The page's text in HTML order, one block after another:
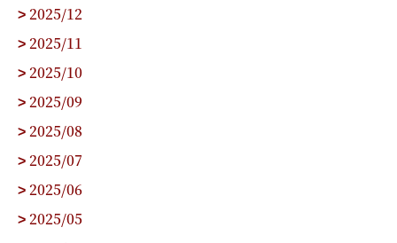
> 2025/12
> 2025/11
> 2025/10
> 2025/09
> 2025/08
> 2025/07
> 2025/06
> 2025/05